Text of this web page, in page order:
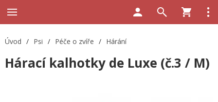
Úvod / Psi / Péče o zvíře / Hárání
Hárací kalhotky de Luxe (č.3 / M)